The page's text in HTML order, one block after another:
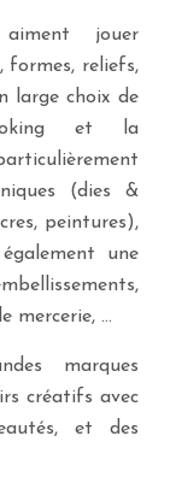
jouer
formes, reliefs,
large choix de
et la
(dies &
peintures),
une
mercerie, …
marques
créatifs avec
et des